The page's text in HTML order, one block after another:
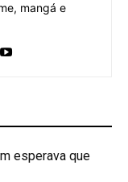
mangá e
esperava que